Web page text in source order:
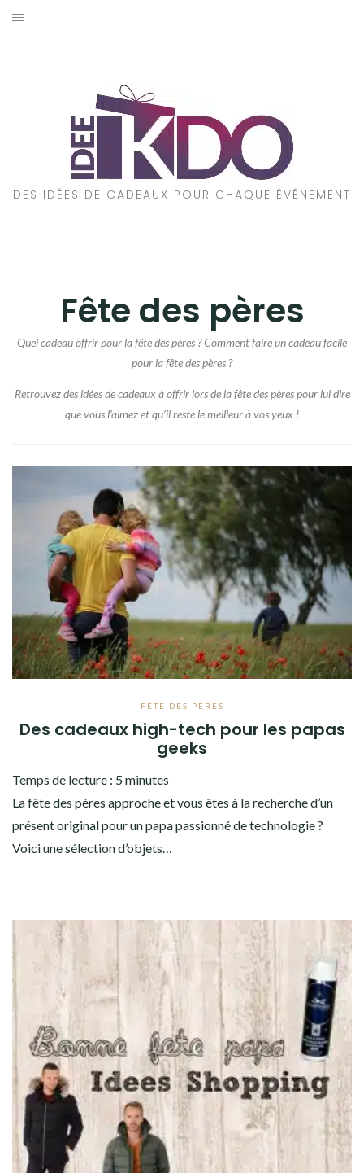
Aller
DES IDÉES DE CADEAUX POUR CHAQUE ÉVÉNEMENT
Fête des pères
Quel cadeau offrir pour la fête des pères ? Comment faire un cadeau facile
pour la fête des pères ?
Retrouvez des idées de cadeaux à offrir lors de la fête des pères pour lui dire
que vous l’aimez et qu’il reste le meilleur à vos yeux !
FÊTE DES PÈRES
Des cadeaux high-tech pour les papas
geeks
Temps de lecture : 5minutes
La fête des pères approche et vous êtes à la recherche d’un
présent original pour un papa passionné de technologie ?
Voici une sélection d’objets…
CADEAU DE NOËL
CADEAU ST VALENTIN
CADEAU ANNIVERSAIRE